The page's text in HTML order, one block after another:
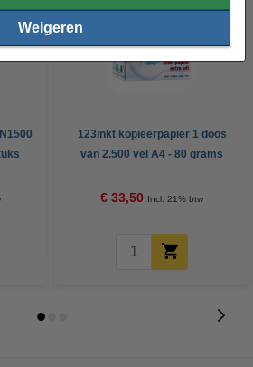
Weigeren
123inkt kopieerpapier 1 doos
van 2.500 vel A4 - 80 grams
€ 33,50 Incl. 21% btw